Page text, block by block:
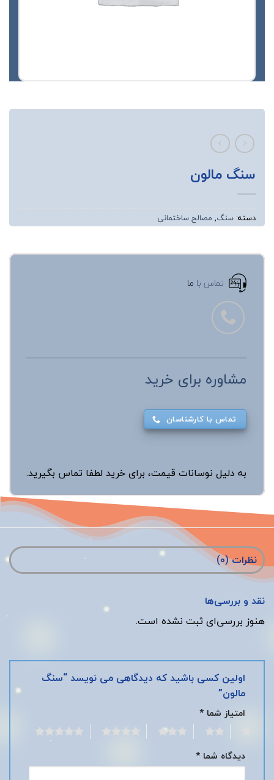
سنگ مالون
دسته: سنگ, مصالح ساختمانی
تماس با ما
مشاوره برای خرید
تماس با کارشناسان
به دلیل نوسانات قیمت، برای خرید لطفا تماس بگیرید.
نظرات (0)
نقد و بررسی‌ها
هنوز بررسی‌ای ثبت نشده است.
اولین کسی باشید که دیدگاهی می نویسد “سنگ
مالون”
امتیاز شما *
دیدگاه شما *